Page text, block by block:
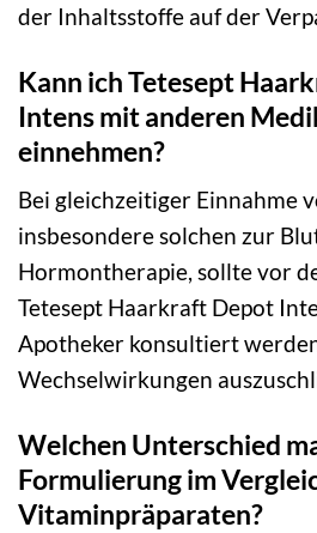
der Inhaltsstoffe auf der
Kann ich Tetesept
Intens mit anderen
einnehmen?
Bei gleichzeitiger Einnahme
insbesondere solchen zur
Hormontherapie, sollte vor
Tetesept Haarkraft Depot
Apotheker konsultiert
Wechselwirkungen
Welchen Unterschied
Formulierung im
Vitaminpräparaten?